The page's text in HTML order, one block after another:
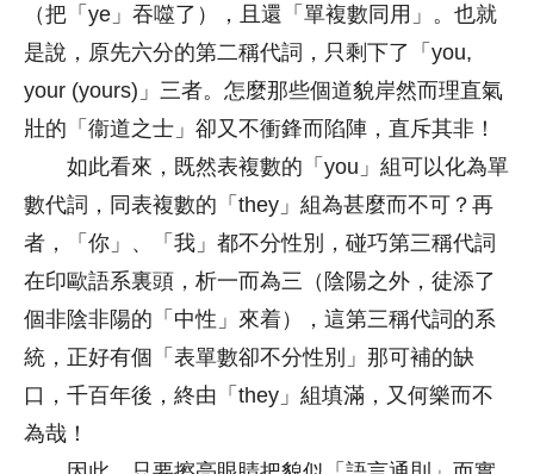
（把「ye」吞噬了），且還「單複數同用」。也就
是說，原先六分的第二稱代詞，只剩下了「you,
your (yours)」三者。怎麼那些個道貌岸然而理直氣
壯的「衞道之士」卻又不衝鋒而陷陣，直斥其非！
如此看來，既然表複數的「you」組可以化為單
數代詞，同表複數的「they」組為甚麼而不可？再
者，「你」、「我」都不分性別，碰巧第三稱代詞
在印歐語系裏頭，析一而為三（陰陽之外，徒添了
個非陰非陽的「中性」來着），這第三稱代詞的系
統，正好有個「表單數卻不分性別」那可補的缺
口，千百年後，終由「they」組填滿，又何樂而不
為哉！